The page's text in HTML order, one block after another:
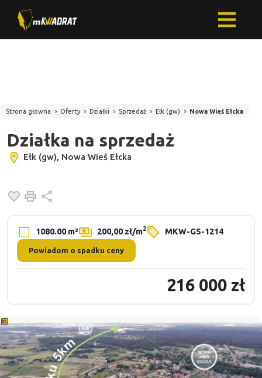
Strona główna Oferty Działki Sprzedaż Ełk (gw) Nowa Wieś Ełcka
Działka na sprzedaż
Ełk (gw), Nowa Wieś Ełcka
Dodaj do ulubionych
Drukuj
1080.00 m² 200,00 zł/m2 MKW-GS-1214
Powiadom o spadku ceny
216 000 zł